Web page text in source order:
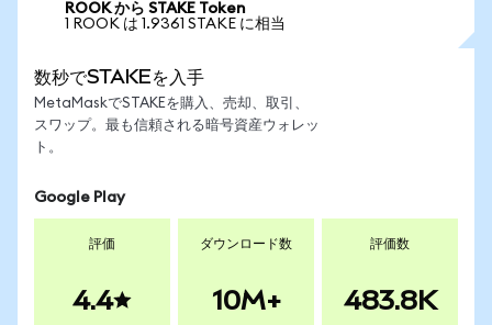
ROOK から STAKE Token
1 ROOK は 1.9361 STAKE に相当
数秒でSTAKEを入手
MetaMaskでSTAKEを購入、売却、取引、
スワップ。最も信頼される暗号資産ウォレッ
ト。
Google Play
評価
4.4
ダウンロード数
10M+
評価数
483.8K